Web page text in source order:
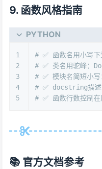
9. 函数风格指南
PYTHON
1
2
3
4
5
# ✅ 函数名用小写
# ✅ 类名用驼峰
# ✅ 模块名简短小
# ✅ docstring描述
# ✅ 函数行数控制在
📚 官方文档参考